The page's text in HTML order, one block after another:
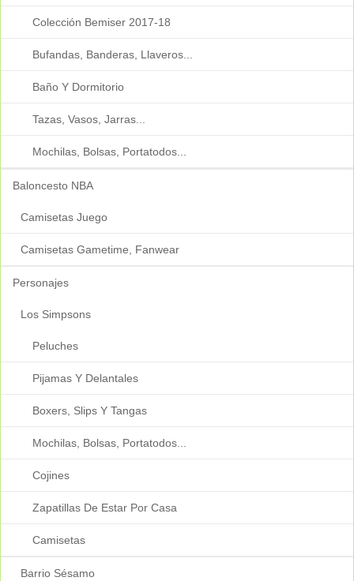
Colección Bemiser 2017-18
Bufandas, Banderas, Llaveros...
Baño Y Dormitorio
Tazas, Vasos, Jarras...
Mochilas, Bolsas, Portatodos...
Baloncesto NBA
Camisetas Juego
Camisetas Gametime, Fanwear
Personajes
Los Simpsons
Peluches
Pijamas Y Delantales
Boxers, Slips Y Tangas
Mochilas, Bolsas, Portatodos...
Cojines
Zapatillas De Estar Por Casa
Camisetas
Barrio Sésamo